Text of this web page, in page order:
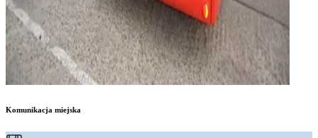
Komunikacja miejska